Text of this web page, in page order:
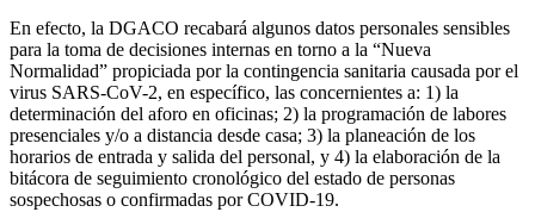
En efecto, la DGACO recabará algunos datos personales sensibles
para la toma de decisiones internas en torno a la “Nueva
Normalidad” propiciada por la contingencia sanitaria causada por el
virus SARS-CoV-2, en específico, las concernientes a: 1) la
determinación del aforo en oficinas; 2) la programación de labores
presenciales y/o a distancia desde casa; 3) la planeación de los
horarios de entrada y salida del personal, y 4) la elaboración de la
bitácora de seguimiento cronológico del estado de personas
sospechosas o confirmadas por COVID-19.